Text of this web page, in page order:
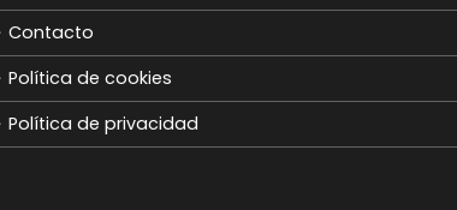
Contacto
Política de cookies
Política de privacidad